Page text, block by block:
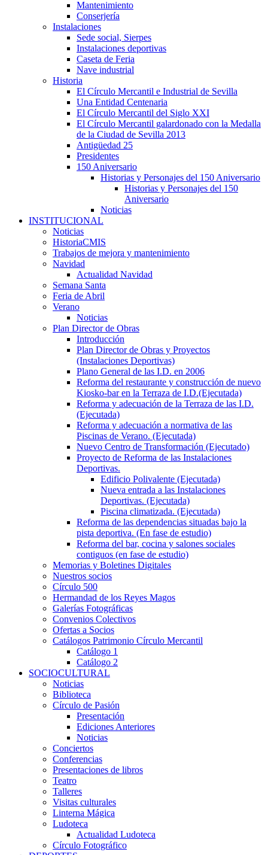
Mantenimiento
Conserjería
Instalaciones
Sede social, Sierpes
Instalaciones deportivas
Caseta de Feria
Nave industrial
Historia
El Círculo Mercantil e Industrial de Sevilla
Una Entidad Centenaria
El Círculo Mercantil del Siglo XXI
El Círculo Mercantil galardonado con la Medalla
de la Ciudad de Sevilla 2013
Antigüedad 25
Presidentes
150 Aniversario
Historias y Personajes del 150 Aniversario
Historias y Personajes del 150
Aniversario
Noticias
INSTITUCIONAL
Noticias
HistoriaCMIS
Trabajos de mejora y mantenimiento
Navidad
Actualidad Navidad
Semana Santa
Feria de Abril
Verano
Noticias
Plan Director de Obras
Introducción
Plan Director de Obras y Proyectos
(Instalaciones Deportivas)
Plano General de las I.D. en 2006
Reforma del restaurante y construcción de nuevo
Kiosko-bar en la Terraza de I.D.(Ejecutada)
Reforma y adecuación de la Terraza de las I.D.
(Ejecutada)
Reforma y adecuación a normativa de las
Piscinas de Verano. (Ejecutada)
Nuevo Centro de Transformación (Ejecutado)
Proyecto de Reforma de las Instalaciones
Deportivas.
Edificio Polivalente (Ejecutada)
Nueva entrada a las Instalaciones
Deportivas. (Ejecutada)
Piscina climatizada. (Ejecutada)
Reforma de las dependencias situadas bajo la
pista deportiva. (En fase de estudio)
Reforma del bar, cocina y salones sociales
contiguos (en fase de estudio)
Memorias y Boletines Digitales
Nuestros socios
Círculo 500
Hermandad de los Reyes Magos
Galerías Fotográficas
Convenios Colectivos
Ofertas a Socios
Catálogos Patrimonio Círculo Mercantil
Catálogo 1
Catálogo 2
SOCIOCULTURAL
Noticias
Biblioteca
Círculo de Pasión
Presentación
Ediciones Anteriores
Noticias
Conciertos
Conferencias
Presentaciones de libros
Teatro
Talleres
Visitas culturales
Linterna Mágica
Ludoteca
Actualidad Ludoteca
Círculo Fotográfico